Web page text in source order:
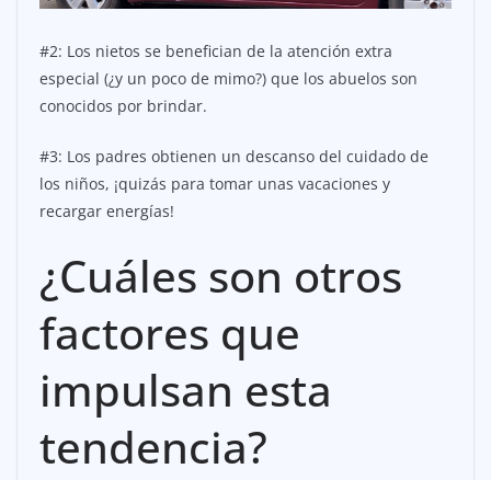
#2: Los nietos se benefician de la atención extra
especial (¿y un poco de mimo?) que los abuelos son
conocidos por brindar.
#3: Los padres obtienen un descanso del cuidado de
los niños, ¡quizás para tomar unas vacaciones y
recargar energías!
¿Cuáles son otros
factores que
impulsan esta
tendencia?